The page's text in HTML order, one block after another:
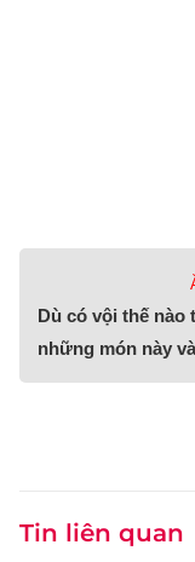
Dù có vội thế nào
những món này
Tin liên quan